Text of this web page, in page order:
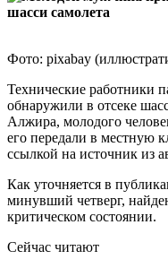
Фото: pixabay
Технические работники
обнаружили в отсеке
Алжира, молодого
его передали в местную
ссылкой на источник из
Как уточняется в
минувший четверг,
критическом состоянии.
Сейчас читают